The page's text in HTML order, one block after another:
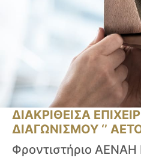
ΔΙΑΚΡΙΘΕΙΣΑ
ΔΙΑΓΩΝΙΣΜΟΥ ‘’
Φροντιστήριο